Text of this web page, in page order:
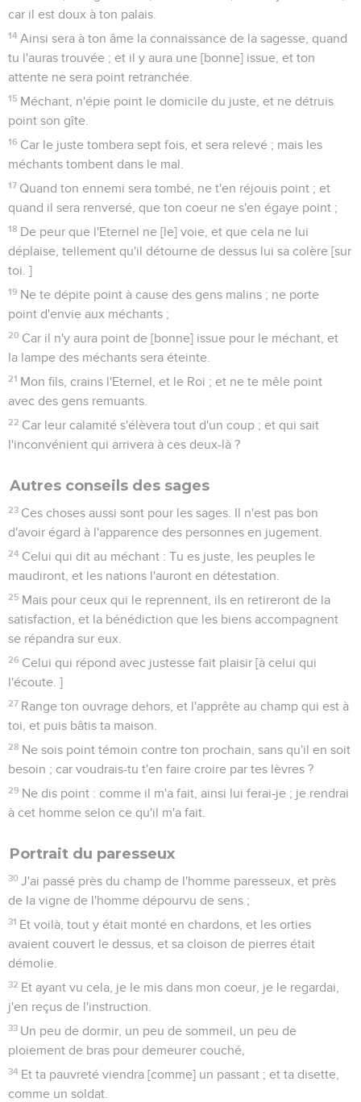
car il est doux à ton palais.
14 Ainsi sera à ton âme la connaissance de la sagesse, quand
tu l'auras trouvée ; et il y aura une [bonne] issue, et ton
attente ne sera point retranchée.
15 Méchant, n'épie point le domicile du juste, et ne détruis
point son gîte.
16 Car le juste tombera sept fois, et sera relevé ; mais les
méchants tombent dans le mal.
17 Quand ton ennemi sera tombé, ne t'en réjouis point ; et
quand il sera renversé, que ton coeur ne s'en égaye point ;
18 De peur que l'Eternel ne [le] voie, et que cela ne lui
déplaise, tellement qu'il détourne de dessus lui sa colère [sur
toi. ]
19 Ne te dépite point à cause des gens malins ; ne porte
point d'envie aux méchants ;
20 Car il n'y aura point de [bonne] issue pour le méchant, et
la lampe des méchants sera éteinte.
21 Mon fils, crains l'Eternel, et le Roi ; et ne te mêle point
avec des gens remuants.
22 Car leur calamité s'élèvera tout d'un coup ; et qui sait
l'inconvénient qui arrivera à ces deux-là ?
Autres conseils des sages
23 Ces choses aussi sont pour les sages. Il n'est pas bon
d'avoir égard à l'apparence des personnes en jugement.
24 Celui qui dit au méchant : Tu es juste, les peuples le
maudiront, et les nations l'auront en détestation.
25 Mais pour ceux qui le reprennent, ils en retireront de la
satisfaction, et la bénédiction que les biens accompagnent
se répandra sur eux.
26 Celui qui répond avec justesse fait plaisir [à celui qui
l'écoute. ]
27 Range ton ouvrage dehors, et l'apprête au champ qui est à
toi, et puis bâtis ta maison.
28 Ne sois point témoin contre ton prochain, sans qu'il en soit
besoin ; car voudrais-tu t'en faire croire par tes lèvres ?
29 Ne dis point : comme il m'a fait, ainsi lui ferai-je ; je rendrai
à cet homme selon ce qu'il m'a fait.
Portrait du paresseux
30 J'ai passé près du champ de l'homme paresseux, et près
de la vigne de l'homme dépourvu de sens ;
31 Et voilà, tout y était monté en chardons, et les orties
avaient couvert le dessus, et sa cloison de pierres était
démolie.
32 Et ayant vu cela, je le mis dans mon coeur, je le regardai,
j'en reçus de l'instruction.
33 Un peu de dormir, un peu de sommeil, un peu de
ploiement de bras pour demeurer couché,
34 Et ta pauvreté viendra [comme] un passant ; et ta disette,
comme un soldat.